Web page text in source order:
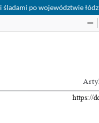
po województwie